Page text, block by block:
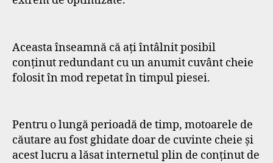
Aceasta înseamnă că ați întâlnit posibil
conținut redundant cu un anumit cuvânt cheie
folosit în mod repetat în timpul piesei.
Pentru o lungă perioadă de timp, motoarele de
căutare au fost ghidate doar de cuvinte cheie și
acest lucru a lăsat internetul plin de conținut de